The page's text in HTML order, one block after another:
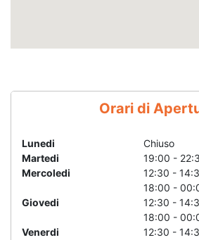
Orari di
Lunedi
Chiuso
Martedi
19:00 -
Mercoledi
12:30 -
18:00 -
Giovedi
12:30 -
18:00 -
Venerdi
12:30 -